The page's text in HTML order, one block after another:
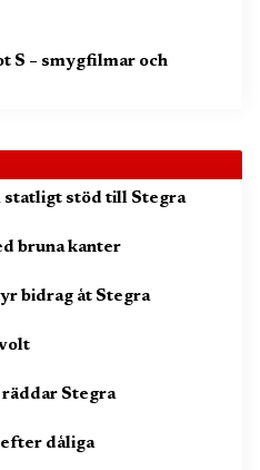
S – smygfilmar och
statligt stöd till Stegra
bruna kanter
bidrag åt Stegra
Stegra
efter dåliga